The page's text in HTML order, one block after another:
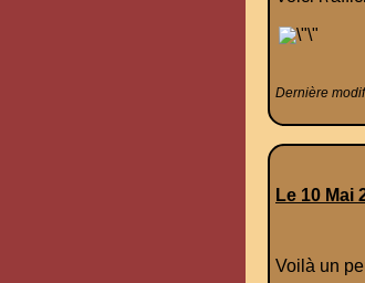
Dernière
Le 10 Mai
Voilà un